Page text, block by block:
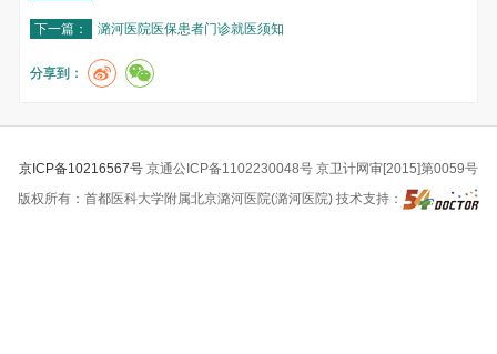
下一篇： 潞河医院医保患者门诊就医须知
分享到：
京ICP备10216567号 京通公ICP备1102230048号 京卫计网审[2015]第0059号
版权所有：首都医科大学附属北京潞河医院(潞河医院) 技术支持：